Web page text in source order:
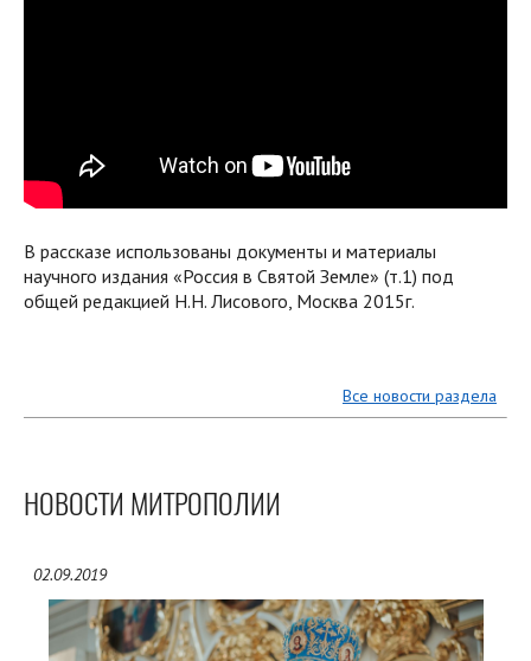
В рассказе использованы документы и материалы
научного издания «Россия в Святой Земле» (т.1) под
общей редакцией Н.Н. Лисового, Москва 2015г.
Все новости раздела
НОВОСТИ МИТРОПОЛИИ
02.09.2019